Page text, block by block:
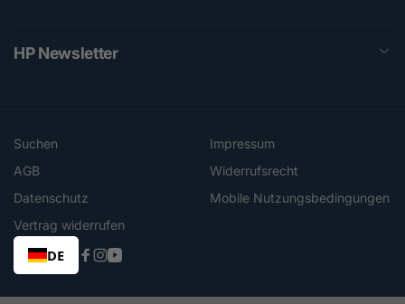
HP Newsletter
Suchen
Impressum
AGB
Widerrufsrecht
Datenschutz
Mobile Nutzungsbedingungen
Vertrag widerrufen
DE
Facebook
Instagram
YouTube